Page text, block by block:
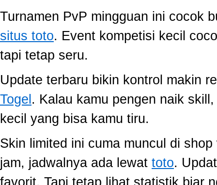
Turnamen PvP mingguan ini cocok
situs toto. Event kompetisi kecil
tapi tetap seru.
Update terbaru bikin kontrol makin
Togel . Kalau kamu pengen naik
kecil yang bisa kamu tiru.
Skin limited ini cuma muncul di
jam, jadwalnya ada lewat toto.